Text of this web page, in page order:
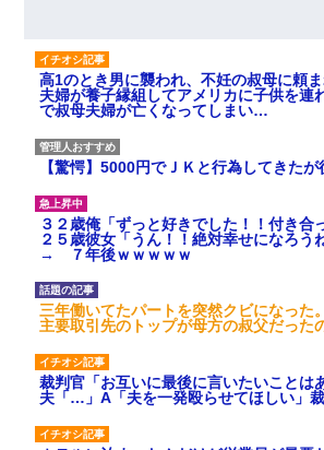
高1のとき男に襲われ、不妊の叔母に頼
夫婦が養子縁組してアメリカに子供を
で叔母夫婦が亡くなってしまい…
【驚愕】5000円でＪＫと行為してきた
３２歳俺「ずっと好きでした！！付き
２５歳彼女「うん！！絶対幸せになろ
→ ７年後ｗｗｗｗｗ
三年働いてたパートを突然クビになった
主要取引先のトップが母方の叔父だった
裁判官「お互いに最後に言いたいことは
夫「…」A「夫を一発殴らせてほしい」裁